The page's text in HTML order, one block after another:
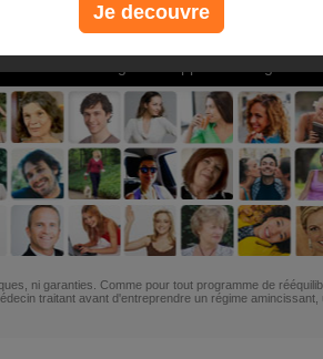
Non, je préfère le régime gratuit
ni garanties. Comme pour tout programme de
traitant avant d'entreprendre un régime
Je decouvre